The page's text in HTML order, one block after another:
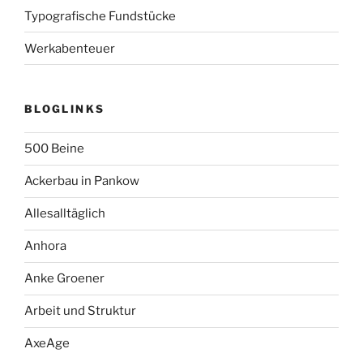
Typografische Fundstücke
Werkabenteuer
BLOGLINKS
500 Beine
Ackerbau in Pankow
Allesalltäglich
Anhora
Anke Groener
Arbeit und Struktur
AxeAge